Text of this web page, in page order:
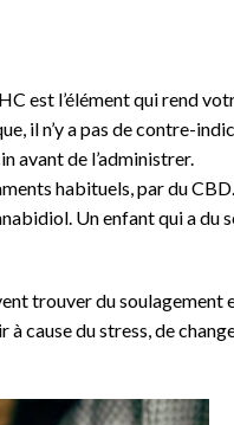
est l’élément qui rend
il n’y a pas de contre-
avant de l’administrer.
habituels, par du
Un enfant qui a
trouver du soulagement
cause du stress, de